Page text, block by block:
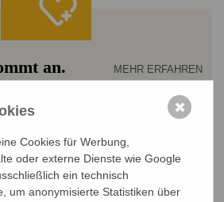
an. MEHR ERFAHREN
wählen
€ 93 € 135
monatlich jährlich
Cookies für Werbung,
oder externe Dienste wie Google
ein technisch
um anonymisierte Statistiken über
✖